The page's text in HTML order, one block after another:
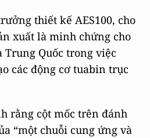
thiết kế AES100, cho
xuất là minh chứng cho
Trung Quốc trong việc
các động cơ tuabin trục
rằng cột mốc trên đánh
“một chuỗi cung ứng và